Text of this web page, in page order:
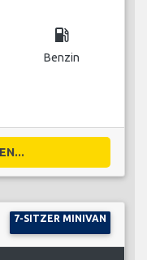
local_gas_station
Benzin
7-SITZER MINIVAN